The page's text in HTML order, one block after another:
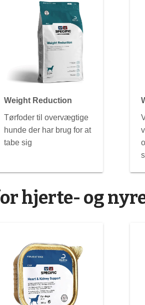
Weight Reduction
Tørfoder til overvægtige
hunde der har brug for at
tabe sig
hjerte- og